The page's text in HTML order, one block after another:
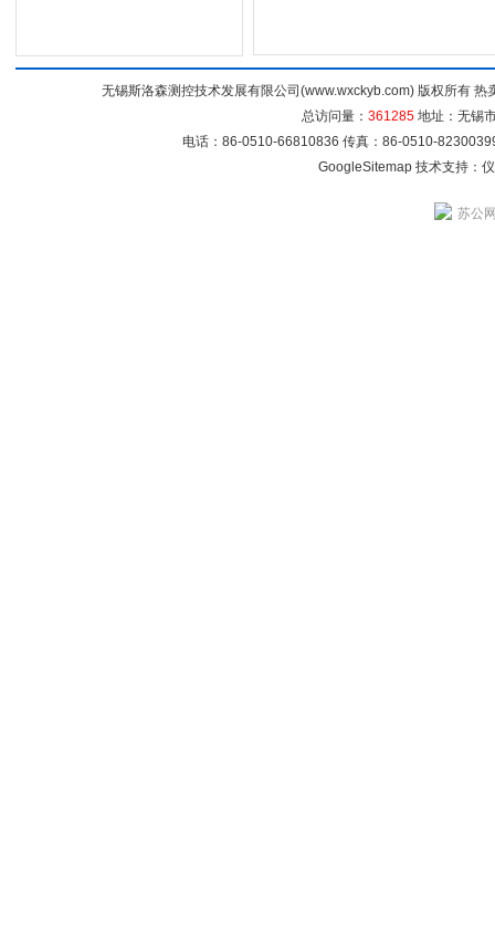
无锡斯洛森测控技术发展有限公司(www.wxckyb.com) 版权所有
总访问量： 361285 地址：无锡
电话：86-0510-66810836 传真：86-0510-
GoogleSitemap技术支持：
苏公